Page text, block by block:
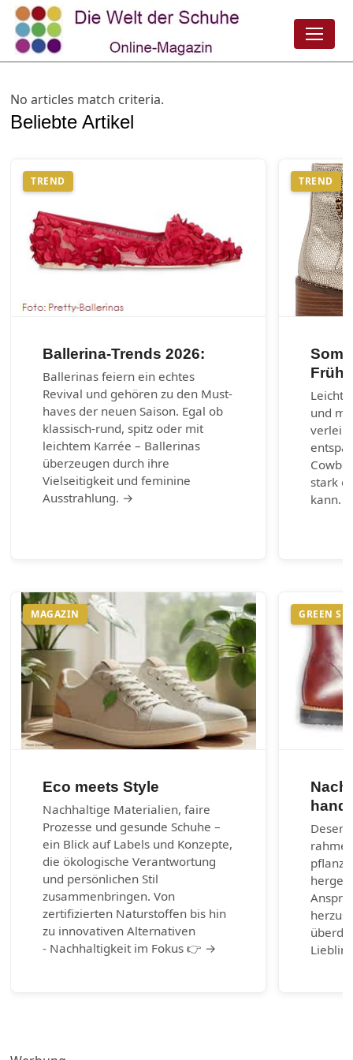
No articles match criteria.
Beliebte Artikel
TREND
Ballerina-Trends 2026:
Ballerinas feiern ein echtes
Revival und gehören zu den Must-
haves der neuen Saison. Egal ob
klassisch-rund, spitz oder mit
leichtem Karrée – Ballerinas
überzeugen durch ihre
Vielseitigkeit und feminine
Ausstrahlung. →
TREND
und
stark
kann.
MAGAZIN
Eco meets Style
Nachhaltige Materialien, faire
Prozesse und gesunde Schuhe –
ein Blick auf Labels und Konzepte,
die ökologische Verantwortung
und persönlichen Stil
zusammenbringen. Von
zertifizierten Naturstoffen bis hin
zu innovativen Alternativen
- Nachhaltigkeit im Fokus 👉 →
GREEN